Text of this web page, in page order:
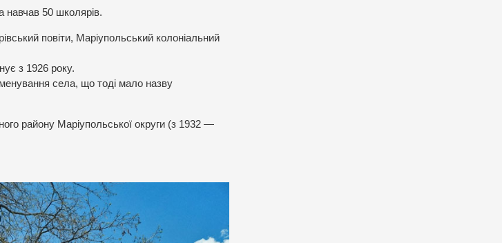
навчав 50 школярів.
повіти, Маріупольський колоніальний
з 1926 року.
села, що тоді мало назву
району Маріупольської округи (з 1932 —